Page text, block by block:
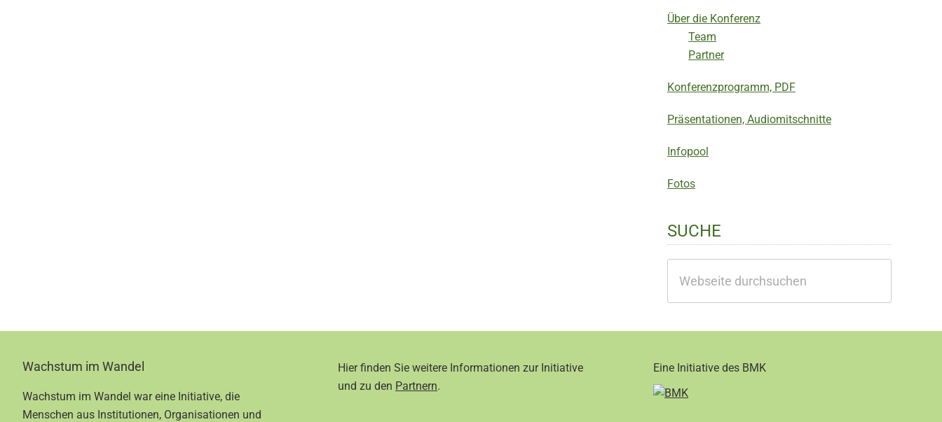
Über die Konferenz
Team
Partner
Konferenzprogramm, PDF
Präsentationen, Audiomitschnitte
Infopool
Fotos
SUCHE
durchsuchen
FooterWachstum im Wandel
Wachstum im Wandel war eine Initiative, die
Menschen aus Institutionen, Organisationen und
Hier finden Sie weitere Informationen zur Initiative
und zu den Partnern.
Eine Initiative des BMK